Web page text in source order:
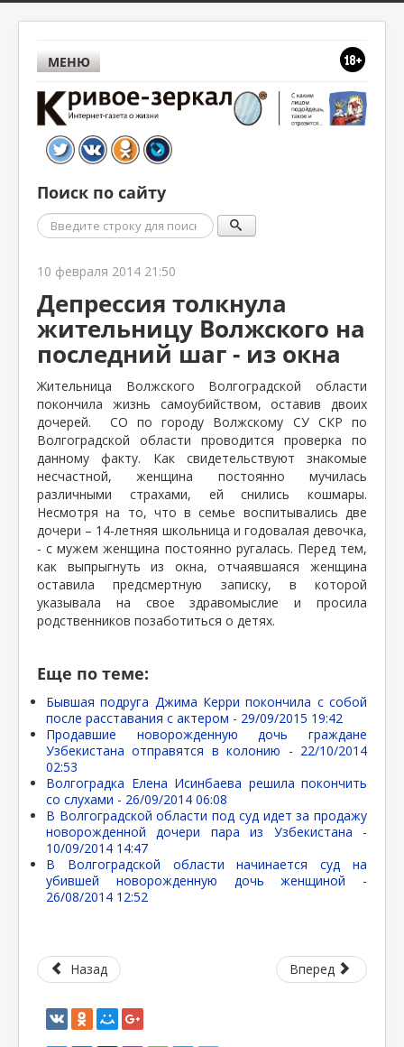
МЕНЮ
Поиск по сайту
Поиск
10 февраля 2014 21:50
Депрессия толкнула
жительницу Волжского на
последний шаг - из окна
Жительница Волжского Волгоградской области
покончила жизнь самоубийством, оставив двоих
дочерей.
СО по городу Волжскому СУ СКР по
Волгоградской области проводится проверка по
данному факту. Как свидетельствуют знакомые
несчастной, женщина постоянно мучилась
различными страхами, ей снились кошмары.
Несмотря на то, что в семье воспитывались две
дочери – 14-летняя школьница и годовалая девочка,
- с мужем женщина постоянно ругалась. Перед тем,
как выпрыгнуть из окна, отчаявшаяся женщина
оставила предсмертную записку, в которой
указывала на свое здравомыслие и просила
родственников позаботиться о детях.
Еще по теме:
Бывшая подруга Джима Керри покончила с собой
после расставания с актером - 29/09/2015 19:42
Продавшие новорожденную дочь граждане
Узбекистана отправятся в колонию - 22/10/2014
02:53
Волгоградка Елена Исинбаева решила покончить
со слухами - 26/09/2014 06:08
В Волгоградской области под суд идет за продажу
новорожденной дочери пара из Узбекистана -
10/09/2014 14:47
В Волгоградской области начинается суд на
убившей новорожденную дочь женщиной -
26/08/2014 12:52
Назад Вперед